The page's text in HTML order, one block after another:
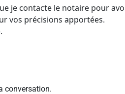
je contacte le notaire pour
vos précisions apportées.
conversation.